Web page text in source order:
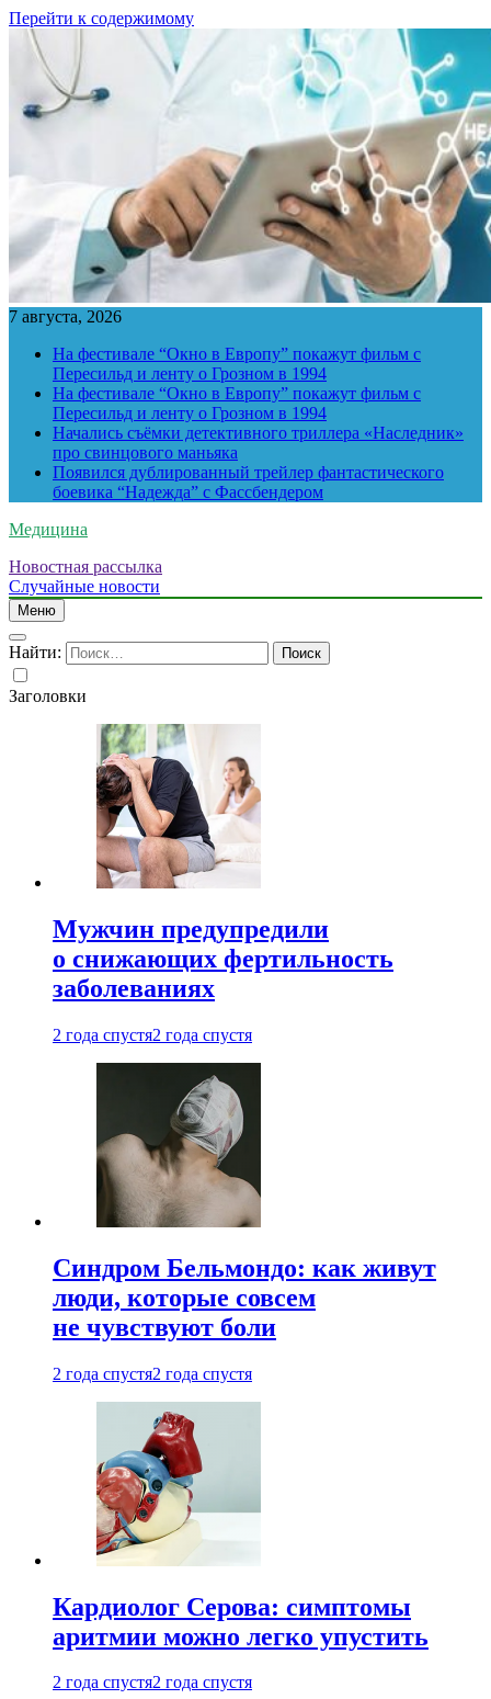
Перейти к содержимому
7 августа, 2026
На фестивале “Окно в Европу” покажут фильм с
Пересильд и ленту о Грозном в 1994
На фестивале “Окно в Европу” покажут фильм с
Пересильд и ленту о Грозном в 1994
Начались съёмки детективного триллера «Наследник»
про свинцового маньяка
Появился дублированный трейлер фантастического
боевика “Надежда” с Фассбендером
Медицина
Новостная рассылка
Случайные новости
Меню
Найти:
Заголовки
Мужчин предупредили
о снижающих фертильность
заболеваниях
2 года спустя2 года спустя
Синдром Бельмондо: как живут
люди, которые совсем
не чувствуют боли
2 года спустя2 года спустя
Кардиолог Серова: симптомы
аритмии можно легко упустить
2 года спустя2 года спустя